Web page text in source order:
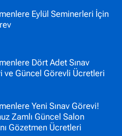
Eylül Seminerleri İçin
Dört Adet Sınav
ve Güncel Görevli Ücretleri
Yeni Sınav Görevi!
Zamlı Güncel Salon
Gözetmen Ücretleri